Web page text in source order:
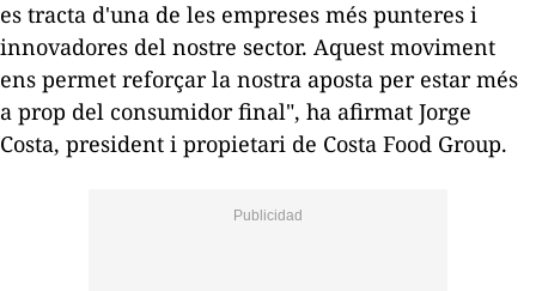
es tracta d'una de les empreses més punteres i
innovadores del nostre sector. Aquest moviment
ens permet reforçar la nostra aposta per estar més
a prop del consumidor final", ha afirmat Jorge
Costa, president i propietari de Costa Food Group.